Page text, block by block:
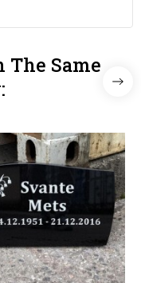
The Same